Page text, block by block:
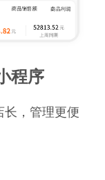
程序
长，管理更便